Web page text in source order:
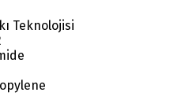
Teknolojisi